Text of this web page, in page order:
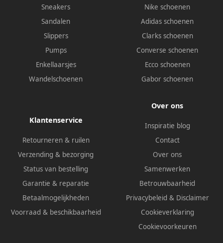
Sneakers
Sandalen
Slippers
Pumps
Enkellaarsjes
Wandelschoenen
Nike schoenen
Adidas schoenen
Clarks schoenen
Converse schoenen
Ecco schoenen
Gabor schoenen
Klantenservice
Retourneren & ruilen
Verzending & bezorging
Status van bestelling
Garantie & reparatie
Betaalmogelijkheden
Voorraad & beschikbaarheid
Over ons
Inspiratie blog
Contact
Over ons
Samenwerken
Betrouwbaarheid
Privacybeleid & Disclaimer
Cookieverklaring
Cookievoorkeuren